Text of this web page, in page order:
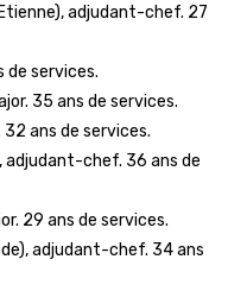
adjudant-chef. 27
de services.
35 ans de services.
32 ans de services.
adjudant-chef. 36 ans de
29 ans de services.
adjudant-chef. 34 ans